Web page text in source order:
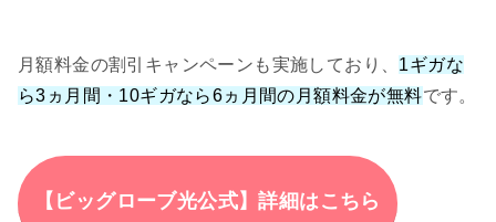
月額料金の割引キャンペーンも実施しており、 1ギガな
ら3ヵ月間・10ギガなら6ヵ月間の月額料金が無料です。
【ビッグローブ光公式】詳細はこちら